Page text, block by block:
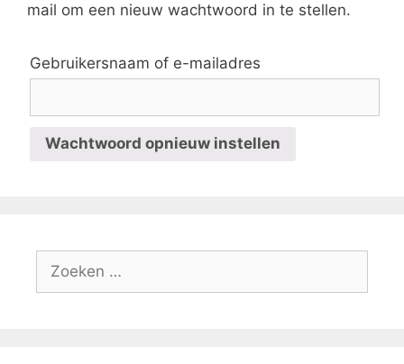
mail om een nieuw wachtwoord in te stellen.
Gebruikersnaam of e-mailadres
Wachtwoord opnieuw instellen
naar: